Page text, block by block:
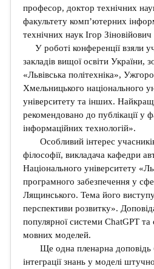
професор, доктор технічних
факультету комп’ютерних
технічних наук Ігор
У роботі конференції взяли
закладів вищої освіти України,
«Львівська політехніка»,
Хмельницького національного
університету та інших.
рекомендовано до публікації у
інформаційних технологій».
Особливий інтерес
філософії, викладача кафедри
Національного університету
програмного забезпечення у
Лящинського. Тема його
перспективи розвитку».
популярної системи ChatGPT
мовних моделей.
Ще одна пленарна доповідь
інтеграції знань у моделі